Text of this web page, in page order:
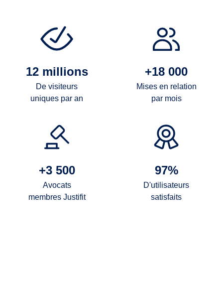
12 millions
De visiteurs
uniques par an
+18 000
Mises en relation
par mois
+3 500
Avocats
membres Justifit
97%
D'utilisateurs
satisfaits